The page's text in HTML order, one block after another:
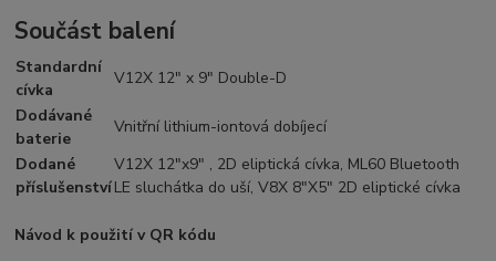
Součást balení
Standardní
cívka
V12X 12" x 9" Double-D
Dodávané
baterie
Vnitřní lithium-iontová dobíjecí
Dodané
příslušenství
V12X 12"x9" , 2D eliptická cívka, ML60 Bluetooth
LE sluchátka do uší, V8X 8"X5" 2D eliptické cívka
Návod k použití v QR kódu